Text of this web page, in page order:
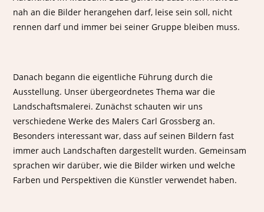
nah an die Bilder herangehen darf, leise sein soll, nicht
rennen darf und immer bei seiner Gruppe bleiben muss.
Danach begann die eigentliche Führung durch die
Ausstellung. Unser übergeordnetes Thema war die
Landschaftsmalerei. Zunächst schauten wir uns
verschiedene Werke des Malers Carl Grossberg an.
Besonders interessant war, dass auf seinen Bildern fast
immer auch Landschaften dargestellt wurden. Gemeinsam
sprachen wir darüber, wie die Bilder wirken und welche
Farben und Perspektiven die Künstler verwendet haben.